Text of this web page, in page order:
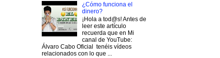
¿Cómo funciona el
dinero?
¡Hola a tod@s! Antes de
leer este artículo
recuerda que en Mi
canal de YouTube:
Álvaro Cabo Oficial tenéis vídeos
relacionados con lo que ...